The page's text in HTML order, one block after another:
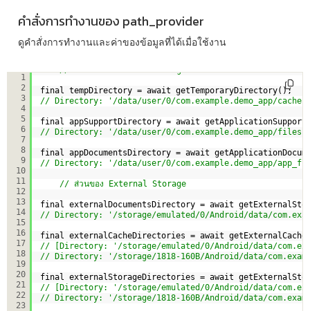
คำสั่งการทำงานของ path_provider
ดูคำสั่งการทำงานและค่าของข้อมูลที่ได้เมื่อใช้งาน
1
2
3
4
5
6
7
8
9
10
11
12
13
14
15
16
17
18
19
20
21
22
23
final tempDirectory = await getTemporaryDirectory();
// Directory: '/data/user/0/com.example.demo_app/cache'
final appSupportDirectory = await
// Directory: '/data/user/0/com.example.demo_app/files'
final appDocumentsDirectory = await
// Directory: '/data/user/0/com.example.demo_app/
// ส่วนของ External Storage
final externalDocumentsDirectory = await
// Directory: '/storage/emulated/0/Android/data/
final externalCacheDirectories = await
// [Directory: '/storage/emulated/0/Android/data/
// Directory: '/storage/1818-160B/Android/data/
final externalStorageDirectories = await
// [Directory: '/storage/emulated/0/Android/data/
// Directory: '/storage/1818-160B/Android/data/